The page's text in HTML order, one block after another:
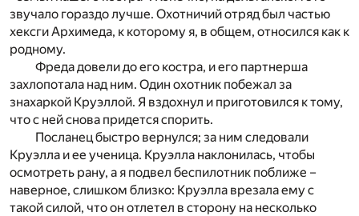
звучало гораздо лучше. Охотничий отряд был частью
хексги Архимеда, к которому я, в общем, относился как к
родному.
Фреда довели до его костра, и его партнерша
захлопотала над ним. Один охотник побежал за
знахаркой Круэллой. Я вздохнул и приготовился к тому,
что с ней снова придется спорить.
Посланец быстро вернулся; за ним следовали
Круэлла и ее ученица. Круэлла наклонилась, чтобы
осмотреть рану, а я подвел беспилотник поближе –
наверное, слишком близко: Круэлла врезала ему с
такой силой, что он отлетел в сторону на несколько